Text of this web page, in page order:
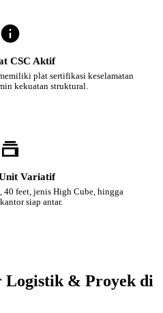
CSC Aktif
plat sertifikasi keselamatan
kekuatan struktural.
Variatif
40 feet, jenis High Cube, hingga
siap antar.
Logistik & Proyek di